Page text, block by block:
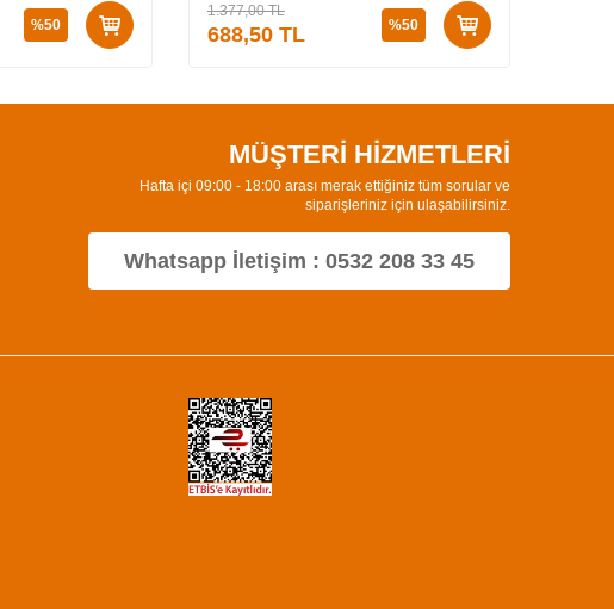
%50
1.377,00TL
688,50 TL %50
MÜŞTERİ HİZMETLERİ
Hafta içi 09:00 - 18:00 arası merak ettiğiniz tüm sorular ve
siparişleriniz için ulaşabilirsiniz.
Whatsapp İletişim : 0532 208 33 45